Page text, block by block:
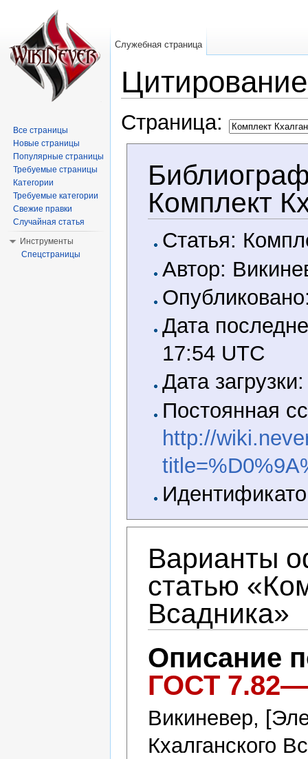
Цитирование
Страница:
Комплект
Статья:
Автор:
Дата
17:54 UTC
Дата
Постоянная
http://
Варианты
статью
Всадника»
Описание
ГОСТ
Викиневер,
Кхалганского
Служебная страница
Все страницы
Новые страницы
Популярные страницы
Требуемые страницы
Категории
Требуемые категории
Свежие правки
Случайная статья
Инструменты
Спецстраницы